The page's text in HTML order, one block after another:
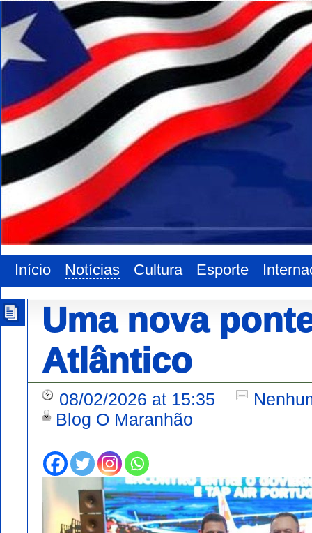
Início Notícias Cultura Esporte
Uma nova
Atlântico
08/02/2026 at 15:35
Blog O Maranhão